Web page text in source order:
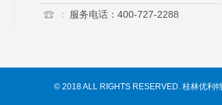
：
服务电话：400-727-2288
© 2018 ALL RIGHTS RESERVED. 桂林优利